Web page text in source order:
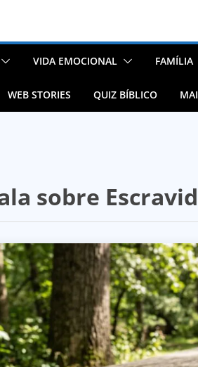
VIDA EMOCIONAL FAMÍLIA
WEB STORIES QUIZ BÍBLICO
sobre